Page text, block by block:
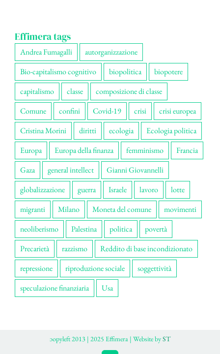
Effimera tags
Andrea Fumagalli
autorganizzazione
Bio-capitalismo cognitivo
biopolitica
biopotere
capitalismo
classe
composizione di classe
Comune
confini Covid-19 crisi
crisi europea
Cristina Morini
diritti ecologia
Ecologia politica
Europa
Europa della finanza femminismo
Francia
Gaza
general intellect
Gianni Giovannelli
globalizzazione
guerra Israele lavoro
lotte
migranti
Milano Moneta del comune
movimenti
neoliberismo
Palestina politica
povertà
Precarietà
razzismo
Reddito di base incondizionato
repressione
riproduzione sociale
soggettività
speculazione finanziaria
Usa
ɔopyleft 2013 | 2025 Effimera | Website byST